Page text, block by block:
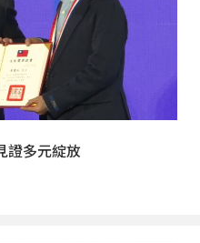
證多元綻放